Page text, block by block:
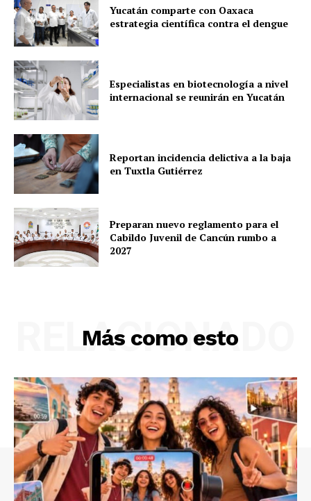
Yucatán comparte con Oaxaca
estrategia científica contra el dengue
Especialistas en biotecnología a nivel
internacional se reunirán en Yucatán
Reportan incidencia delictiva a la baja
en Tuxtla Gutiérrez
Preparan nuevo reglamento para el
Cabildo Juvenil de Cancún rumbo a
2027
Más como esto
RELACIONADO